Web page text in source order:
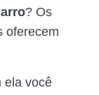
? Os
oferecem
ela você